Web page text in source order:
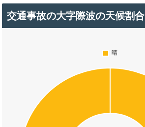
交通事故の大字際波の天候割合